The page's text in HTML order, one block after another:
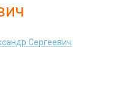
Сергеевич